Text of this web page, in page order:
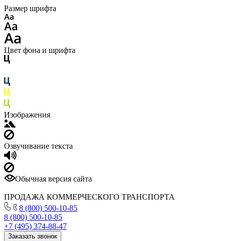
Размер шрифта
Цвет фона и шрифта
Изображения
Озвучивание текста
Обычная версия сайта
ПРОДАЖА КОММЕРЧЕСКОГО ТРАНСПОРТА
8 (800) 500-10-85
8 (800) 500-10-85
+7 (495) 374-88-47
Заказать звонок